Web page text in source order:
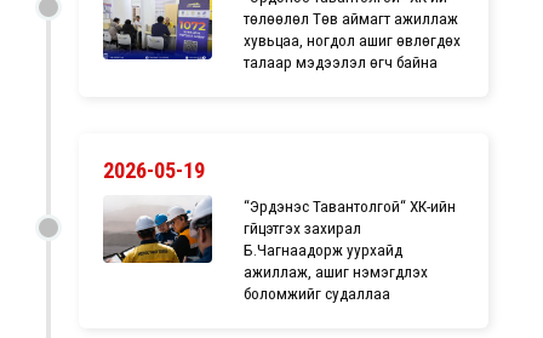
төлөөлөл Төв аймагт ажиллаж
хувьцаа, ногдол ашиг өвлөгдөх
талаар мэдээлэл өгч байна
2026-05-19
“Эрдэнэс Тавантолгой“ ХК-ийн
гүйцэтгэх захирал
Б.Чагнаадорж уурхайд
ажиллаж, ашиг нэмэгдүүлэх
боломжийг судаллаа